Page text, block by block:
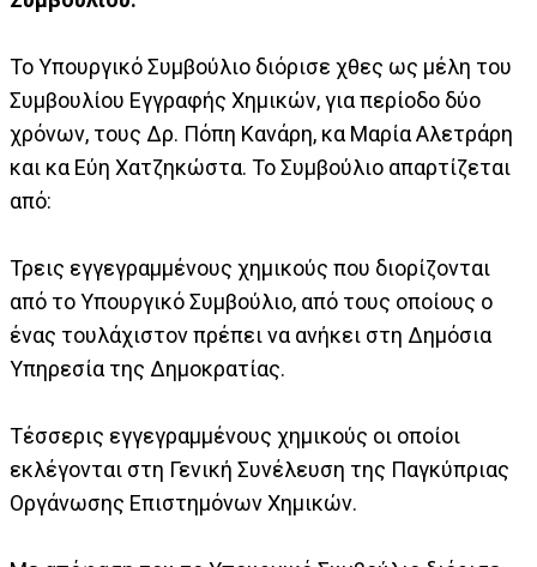
Το Υπουργικό Συμβούλιο διόρισε χθες ως μέλη του
Συμβουλίου Εγγραφής Χημικών, για περίοδο δύο
χρόνων, τους Δρ. Πόπη Κανάρη, κα Μαρία Αλετράρη
και κα Εύη Χατζηκώστα. Το Συμβούλιο απαρτίζεται
από:
Τρεις εγγεγραμμένους χημικούς που διορίζονται
από το Υπουργικό Συμβούλιο, από τους οποίους ο
ένας τουλάχιστον πρέπει να ανήκει στη Δημόσια
Υπηρεσία της Δημοκρατίας.
Τέσσερις εγγεγραμμένους χημικούς οι οποίοι
εκλέγονται στη Γενική Συνέλευση της Παγκύπριας
Οργάνωσης Επιστημόνων Χημικών.